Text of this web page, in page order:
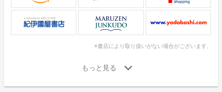
※書店により取り扱いがない場合がございます。